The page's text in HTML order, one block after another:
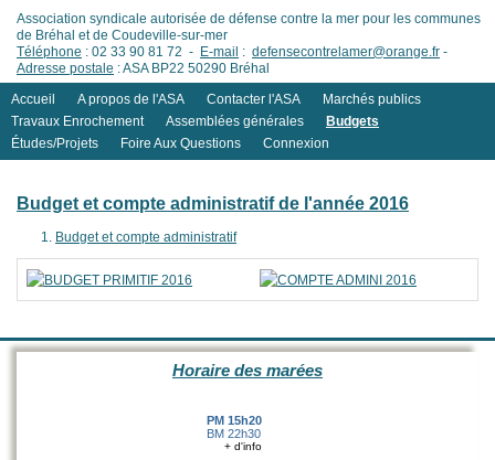
Association syndicale autorisée de défense contre la mer pour les communes
de Bréhal et de Coudeville-sur-mer
Téléphone : 02 33 90 81 72 - E-mail : defensecontrelamer@orange.fr -
Adresse postale : ASA BP22 50290 Bréhal
Accueil
A propos de l'ASA Contacter l'ASA
Marchés publics
Travaux Enrochement
Assemblées générales
Budgets
Études/Projets
Foire Aux Questions Connexion
Budget et compte administratif de l'année 2016
Budget et compte administratif
Horaire des marées